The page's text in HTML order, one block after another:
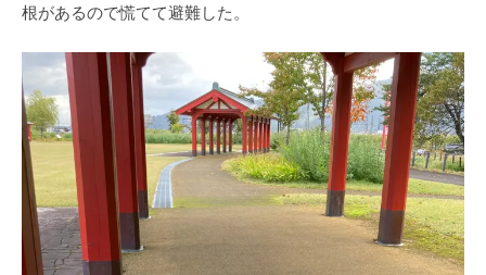
根があるので慌てて避難した。